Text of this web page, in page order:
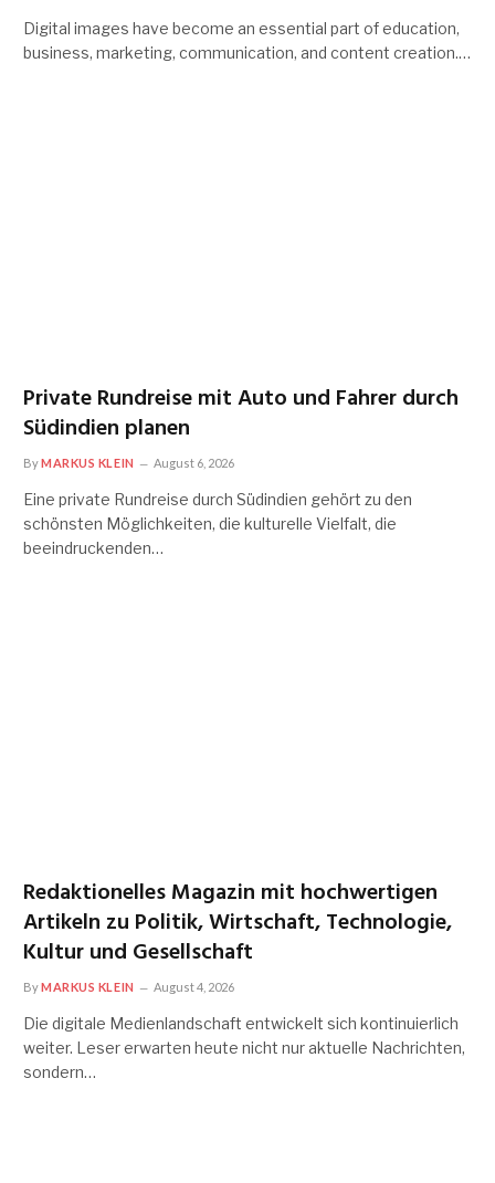
Digital images have become an essential part of education,
business, marketing, communication, and content creation.…
Private Rundreise mit Auto und Fahrer durch
Südindien planen
ByMARKUS KLEIN August 6, 2026
Eine private Rundreise durch Südindien gehört zu den
schönsten Möglichkeiten, die kulturelle Vielfalt, die
beeindruckenden…
Redaktionelles Magazin mit hochwertigen
Artikeln zu Politik, Wirtschaft, Technologie,
Kultur und Gesellschaft
ByMARKUS KLEIN August 4, 2026
Die digitale Medienlandschaft entwickelt sich kontinuierlich
weiter. Leser erwarten heute nicht nur aktuelle Nachrichten,
sondern…